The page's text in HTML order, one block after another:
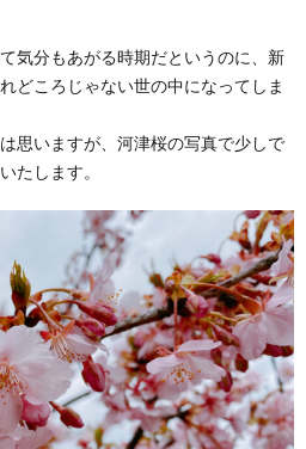
気分もあがる時期だというのに、新
どころじゃない世の中になってしま
思いますが、河津桜の写真で少しで
たします。